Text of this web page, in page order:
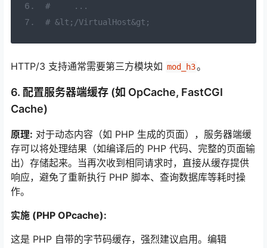
#     ...
# &lt;/VirtualHost&gt;
HTTP/3 支持通常需要第三方模块如 mod_h3。
6. 配置服务器端缓存 (如 OpCache, FastCGI
Cache)
原理: 对于动态内容（如 PHP 生成的页面），服务器端缓
存可以将处理结果（如编译后的 PHP 代码、完整的页面输
出）存储起来。当再次收到相同请求时，直接从缓存提供
响应，避免了重新执行 PHP 脚本、查询数据库等耗时操
作。
实施 (PHP OPcache):
这是 PHP 自带的字节码缓存，强烈建议启用。编辑